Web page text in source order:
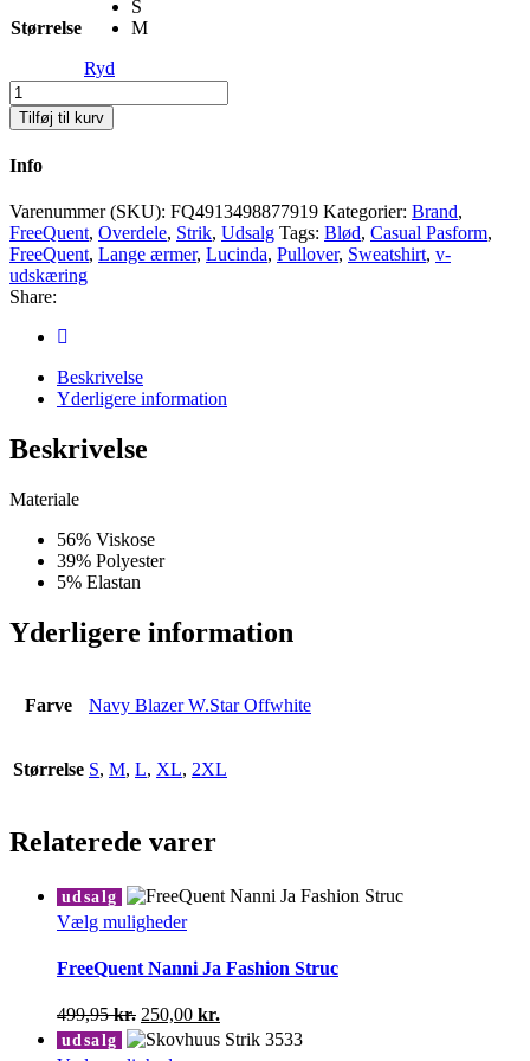
Størrelse
S
M
Ryd
FreeQuent
Lucinda
Pullover
Tilføj til kurv
Info
Varenummer (SKU): FQ4913498877919 Kategorier: Brand,
FreeQuent, Overdele, Strik, Udsalg Tags: Blød, Casual Pasform,
FreeQuent, Lange ærmer, Lucinda, Pullover, Sweatshirt, v-
udskæring
Share:
Beskrivelse
Yderligere information
Beskrivelse
Materiale
56% Viskose
39% Polyester
5% Elastan
Yderligere information
Farve Navy Blazer W.Star Offwhite
Størrelse S, M, L, XL, 2XL
Relaterede varer
udsalg
Vælg mulighederDette
har
varianter.
Mulighederne
kan
FreeQuent Nanni Ja Fashion Struc
499,95kr. Den
oprindelige
pris
250,00 kr.
aktuelle
udsalg